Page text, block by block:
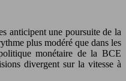
anticipent une poursuite de la
plus modéré que dans les
monétaire de la BCE
divergent sur la vitesse à